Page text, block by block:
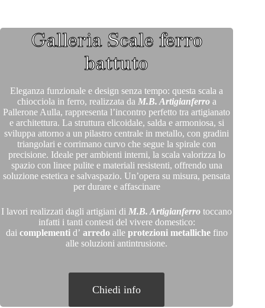
Galleria Scale ferro
battuto
Eleganza funzionale e design senza tempo: questa scala a
chiocciola in ferro, realizzata da M.B. Artigianferroa
Pallerone Aulla, rappresenta l’incontro perfetto tra artigianato
e architettura. La struttura elicoidale, salda e armoniosa, si
sviluppa attorno a un pilastro centrale in metallo, con gradini
triangolari e corrimano curvo che segue la spirale con
precisione. Ideale per ambienti interni, la scala valorizza lo
spazio con linee pulite e materiali resistenti, offrendo una
soluzione estetica e salvaspazio. Un’opera su misura, pensata
per durare e affascinare
I lavori realizzati dagli artigiani di M.B. Artigianferro toccano
infatti i tanti contesti del vivere domestico:
dai complementi d’ arredoalle protezioni metallichefino
alle soluzioni antintrusione.
Chiedi info